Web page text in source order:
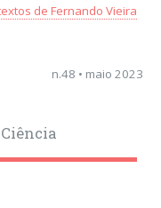
de Fernando Vieira
n.48 • maio 2023